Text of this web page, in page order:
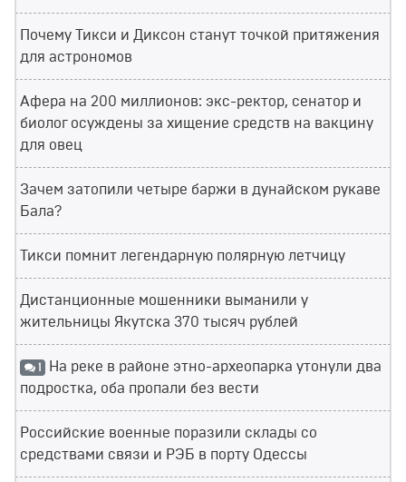
Почему Тикси и Диксон станут точкой притяжения
для астрономов
Афера на 200 миллионов: экс-ректор, сенатор и
биолог осуждены за хищение средств на вакцину
для овец
Зачем затопили четыре баржи в дунайском рукаве
Бала?
Тикси помнит легендарную полярную летчицу
Дистанционные мошенники выманили у
жительницы Якутска 370 тысяч рублей
1 На реке в районе этно-археопарка утонули два
подростка, оба пропали без вести
Российские военные поразили склады со
средствами связи и РЭБ в порту Одессы